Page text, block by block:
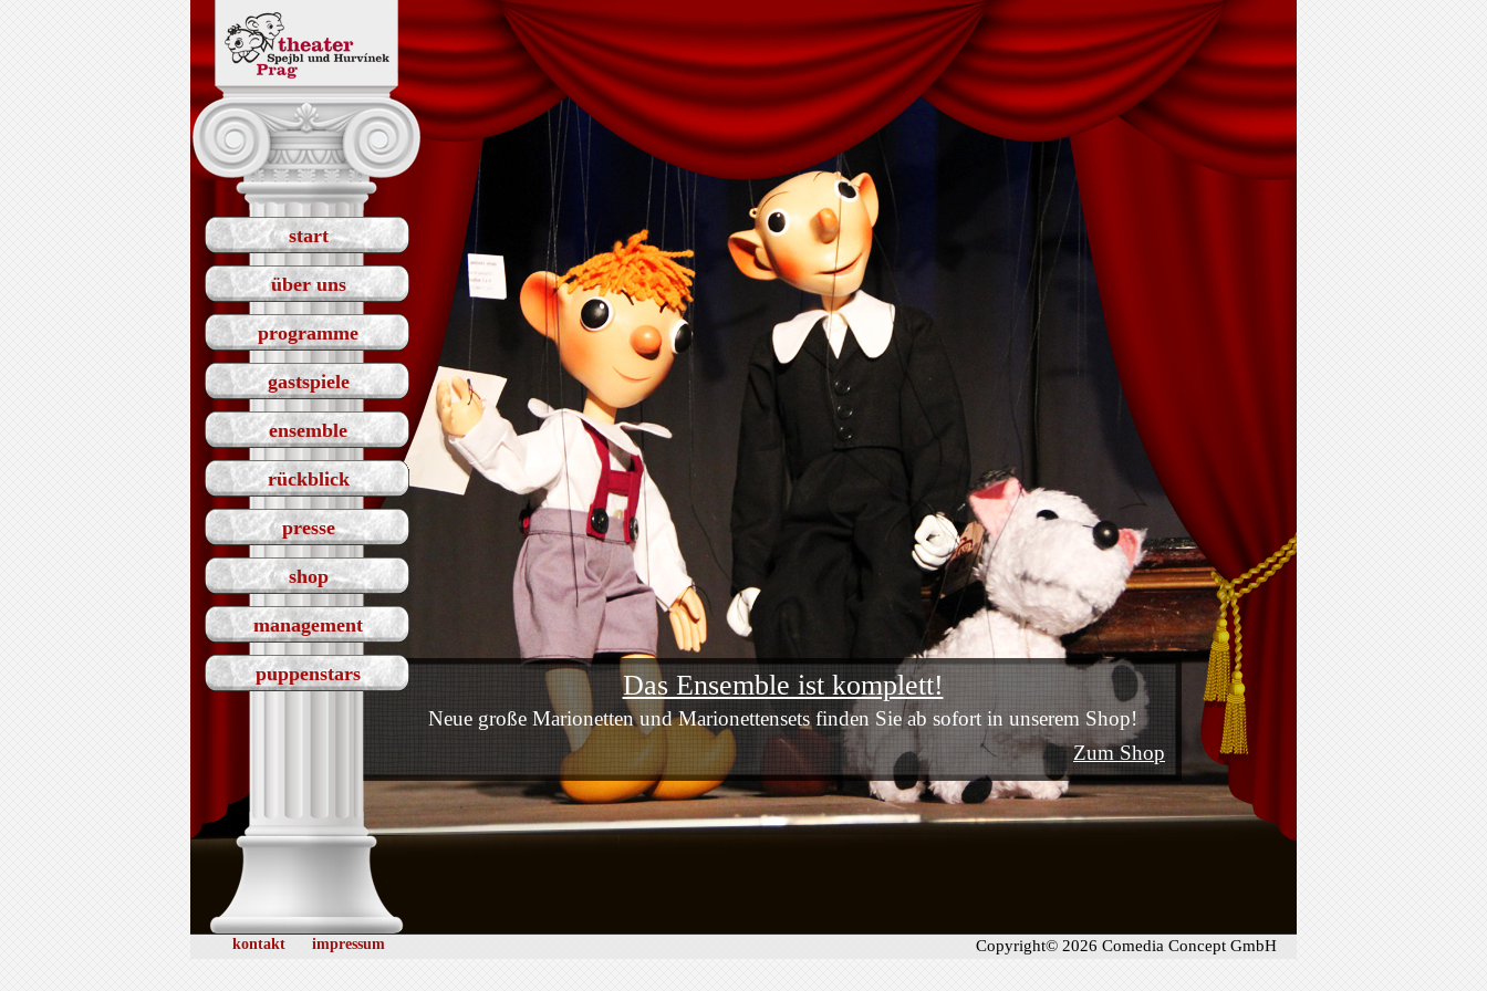
start
über uns
programme
gastspiele
ensemble
rückblick
presse
shop
management
puppenstars Das Ensemble ist komplett!
Neue große Marionetten und Marionettensets finden Sie ab sofort in unserem Shop!
Zum Shop
kontakt impressum Copyright© 2026 Comedia Concept GmbH